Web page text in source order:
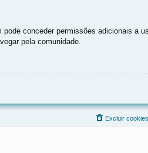
conceder permissões adicionais a
pela comunidade.
Excluir cookies